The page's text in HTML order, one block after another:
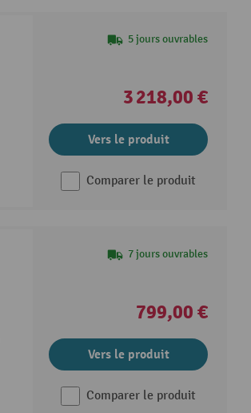
5 jours ouvrables
3 218,00 €
Vers le produit
Comparer le produit
7 jours ouvrables
799,00 €
Vers le produit
Comparer le produit